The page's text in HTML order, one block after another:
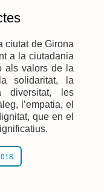
ciutat de Girona
a la ciutadania
als valors de la
solidaritat, la
diversitat, les
l’empatia, el
que en el